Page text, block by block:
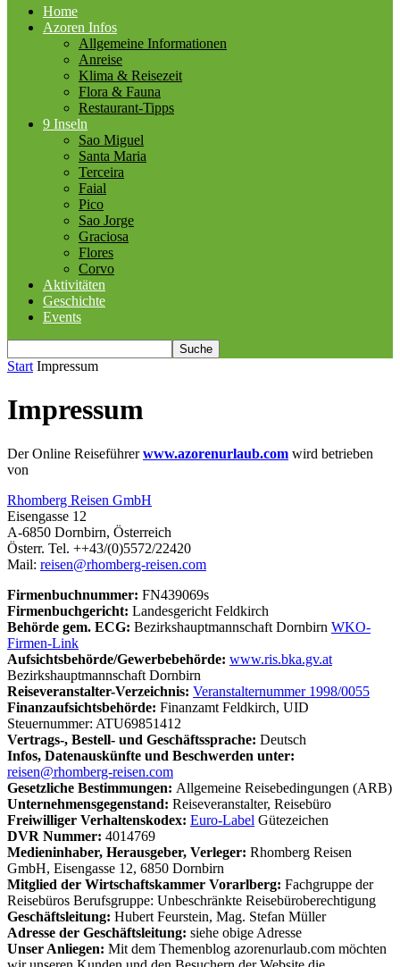
Home
Azoren Infos
Allgemeine Informationen
Anreise
Klima & Reisezeit
Flora & Fauna
Restaurant-Tipps
9 Inseln
Sao Miguel
Santa Maria
Terceira
Faial
Pico
Sao Jorge
Graciosa
Flores
Corvo
Aktivitäten
Geschichte
Events
Start Impressum
Impressum
Der Online Reiseführerwww.azorenurlaub.com wird betrieben
von
Rhomberg Reisen GmbH
Eisengasse 12
A-6850 Dornbirn, Österreich
Österr. Tel. ++43/(0)5572/22420
Mail: reisen@rhomberg-reisen.com
Firmenbuchnummer: FN439069s
Firmenbuchgericht: Landesgericht Feldkirch
Behörde gem. ECG: Bezirkshauptmannschaft Dornbirn WKO-
Firmen-Link
Aufsichtsbehörde/Gewerbebehörde: www.ris.bka.gv.at
Bezirkshauptmannschaft Dornbirn
Reiseveranstalter-Verzeichnis: Veranstalternummer 1998/0055
Finanzaufsichtsbehörde: Finanzamt Feldkirch, UID
Steuernummer: ATU69851412
Vertrags-, Bestell- und Geschäftssprache: Deutsch
Infos, Datenauskünfte und Beschwerden unter:
reisen@rhomberg-reisen.com
Gesetzliche Bestimmungen: Allgemeine Reisebedingungen (ARB)
Unternehmensgegenstand: Reiseveranstalter, Reisebüro
Freiwilliger Verhaltenskodex: Euro-Label Gütezeichen
DVR Nummer: 4014769
Medieninhaber, Herausgeber, Verleger: Rhomberg Reisen
GmbH, Eisengasse 12, 6850 Dornbirn
Mitglied der Wirtschaftskammer Vorarlberg: Fachgruppe der
Reisebüros Berufsgruppe: Unbeschränkte Reisebüroberechtigung
Geschäftsleitung: Hubert Feurstein, Mag. Stefan Müller
Adresse der Geschäftsleitung: siehe obige Adresse
Unser Anliegen: Mit dem Themenblog azorenurlaub.com möchten